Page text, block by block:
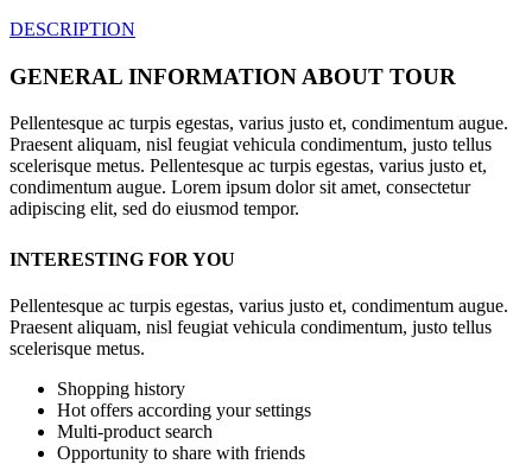
DESCRIPTION
GENERAL INFORMATION ABOUT TOUR
Pellentesque ac turpis egestas, varius justo et, condimentum augue.
Praesent aliquam, nisl feugiat vehicula condimentum, justo tellus
scelerisque metus. Pellentesque ac turpis egestas, varius justo et,
condimentum augue. Lorem ipsum dolor sit amet, consectetur
adipiscing elit, sed do eiusmod tempor.
INTERESTING FOR YOU
Pellentesque ac turpis egestas, varius justo et, condimentum augue.
Praesent aliquam, nisl feugiat vehicula condimentum, justo tellus
scelerisque metus.
Shopping history
Hot offers according your settings
Multi-product search
Opportunity to share with friends